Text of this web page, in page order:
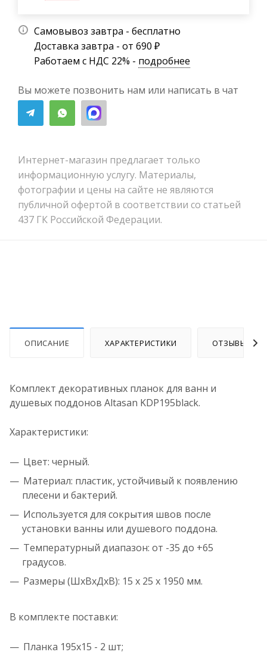
Самовывоз завтра - бесплатно
Доставка завтра - от 690 ₽
Работаем с НДС 22% - подробнее
Вы можете позвонить нам или написать в чат
Интернет-магазин предлагает только
информационную услугу. Материалы,
фотографии и цены на сайте не являются
публичной офертой в соответствии со статьей
437 ГК Российской Федерации.
ОПИСАНИЕ ХАРАКТЕРИСТИКИ ОТЗЫВЫ
Комплект декоративных планок для ванн и
душевых поддонов Altasan KDP195black.
Характеристики:
Цвет: черный.
Материал: пластик, устойчивый к появлению
плесени и бактерий.
Используется для сокрытия швов после
установки ванны или душевого поддона.
Температурный диапазон: от -35 до +65
градусов.
Размеры (ШхВхДхВ): 15 х 25 х 1950 мм.
В комплекте поставки:
Планка 195х15 - 2 шт;